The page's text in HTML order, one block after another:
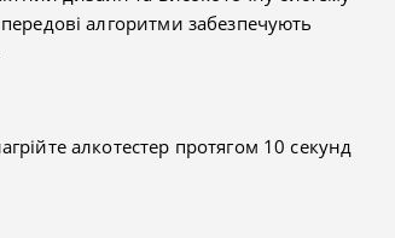
алгоритми забезпечують
алкотестер протягом 10 секунд